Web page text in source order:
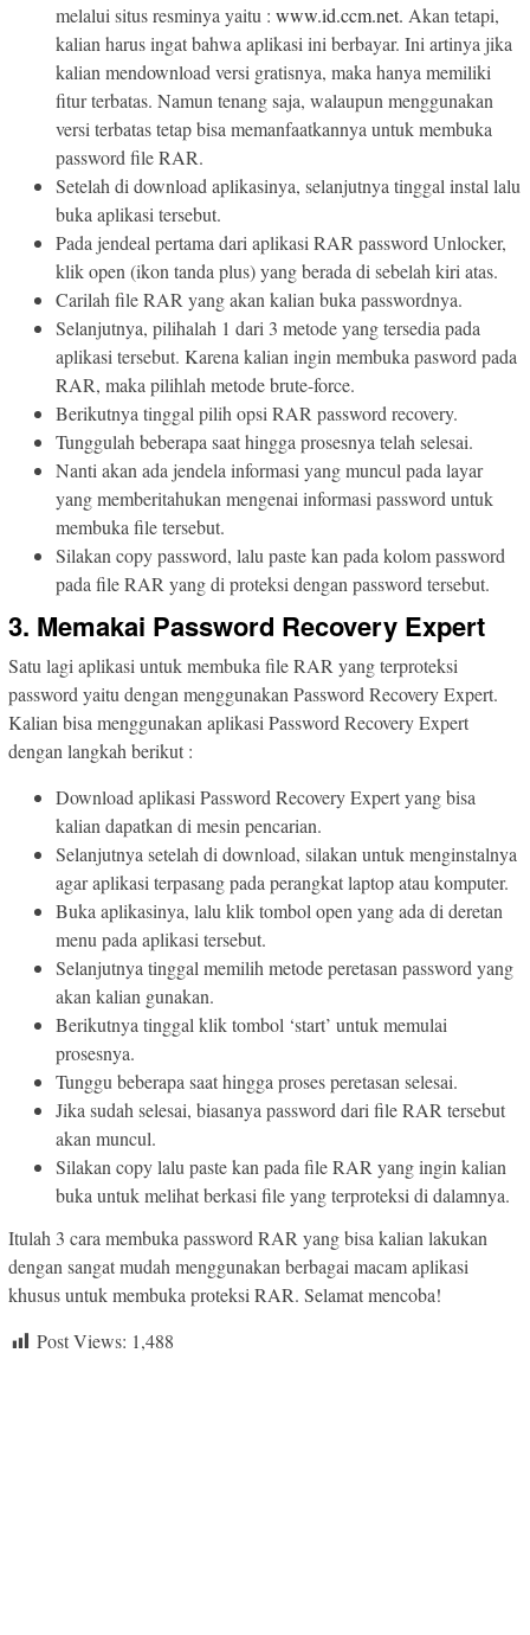
melalui situs resminya yaitu : www.id.ccm.net. Akan tetapi,
kalian harus ingat bahwa aplikasi ini berbayar. Ini artinya jika
kalian mendownload versi gratisnya, maka hanya memiliki
fitur terbatas. Namun tenang saja, walaupun menggunakan
versi terbatas tetap bisa memanfaatkannya untuk membuka
password file RAR.
Setelah di download aplikasinya, selanjutnya tinggal instal lalu
buka aplikasi tersebut.
Pada jendeal pertama dari aplikasi RAR password Unlocker,
klik open (ikon tanda plus) yang berada di sebelah kiri atas.
Carilah file RAR yang akan kalian buka passwordnya.
Selanjutnya, pilihalah 1 dari 3 metode yang tersedia pada
aplikasi tersebut. Karena kalian ingin membuka pasword pada
RAR, maka pilihlah metode brute-force.
Berikutnya tinggal pilih opsi RAR password recovery.
Tunggulah beberapa saat hingga prosesnya telah selesai.
Nanti akan ada jendela informasi yang muncul pada layar
yang memberitahukan mengenai informasi password untuk
membuka file tersebut.
Silakan copy password, lalu paste kan pada kolom password
pada file RAR yang di proteksi dengan password tersebut.
3. Memakai Password Recovery Expert
Satu lagi aplikasi untuk membuka file RAR yang terproteksi
password yaitu dengan menggunakan Password Recovery Expert.
Kalian bisa menggunakan aplikasi Password Recovery Expert
dengan langkah berikut :
Download aplikasi Password Recovery Expert yang bisa
kalian dapatkan di mesin pencarian.
Selanjutnya setelah di download, silakan untuk menginstalnya
agar aplikasi terpasang pada perangkat laptop atau komputer.
Buka aplikasinya, lalu klik tombol open yang ada di deretan
menu pada aplikasi tersebut.
Selanjutnya tinggal memilih metode peretasan password yang
akan kalian gunakan.
Berikutnya tinggal klik tombol ‘start’ untuk memulai
prosesnya.
Tunggu beberapa saat hingga proses peretasan selesai.
Jika sudah selesai, biasanya password dari file RAR tersebut
akan muncul.
Silakan copy lalu paste kan pada file RAR yang ingin kalian
buka untuk melihat berkasi file yang terproteksi di dalamnya.
Itulah 3 cara membuka password RAR yang bisa kalian lakukan
dengan sangat mudah menggunakan berbagai macam aplikasi
khusus untuk membuka proteksi RAR. Selamat mencoba!
Post Views: 1,488